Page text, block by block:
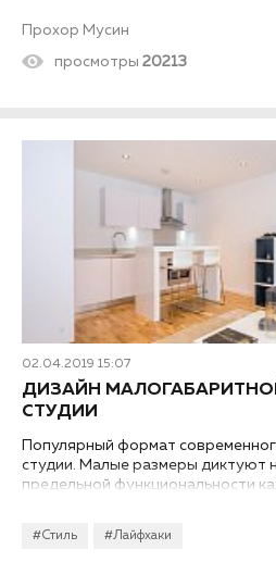
Прохор Мусин
просмотры 20213
02.04.2019 15:07
#Стиль #Лайфхаки
ДИЗАЙН
СТУДИИ
Популярный формат
студии. Малые размеры диктуют
предельной функциональности
малогабаритной квартиры-студии.